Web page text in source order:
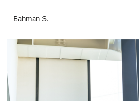
– Bahman S.